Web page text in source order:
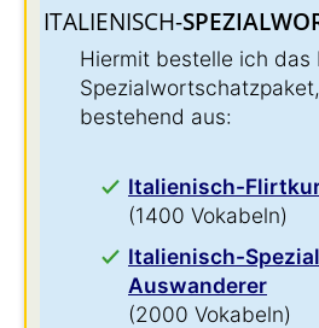
ITALIENISCH-
Hiermit bestelle ich das
Spezialwortschatzpaket,
bestehend aus:
Italienisch-
(1400 Vokabeln)
Italienisch-
Auswanderer
(2000 Vokabeln)